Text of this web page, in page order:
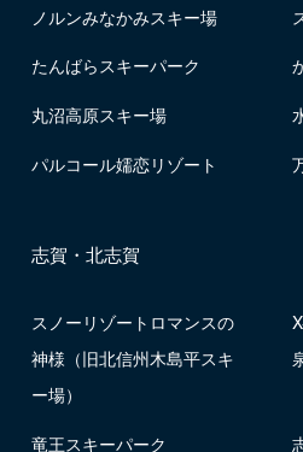
ノルンみなかみスキー場
たんばらスキーパーク
丸沼高原スキー場
パルコール嬬恋リゾート
志賀・北志賀
スノーリゾートロマンスの
神様（旧北信州木島平スキ
ー場）
竜王スキーパーク